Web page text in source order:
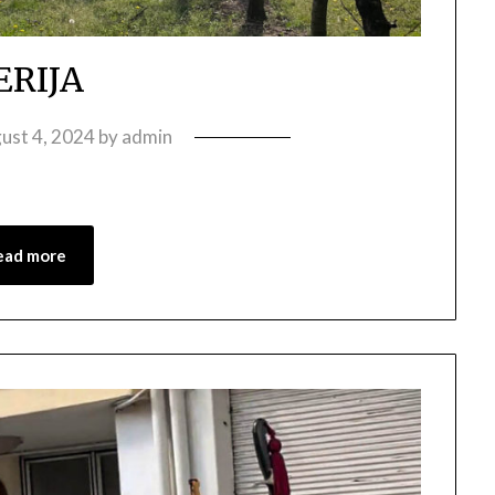
4, 2024byadmin
more